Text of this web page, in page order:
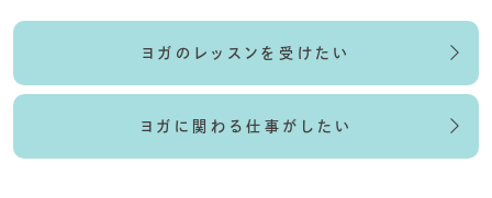
ヨガのレッスンを受けたい
ヨガに関わる仕事がしたい